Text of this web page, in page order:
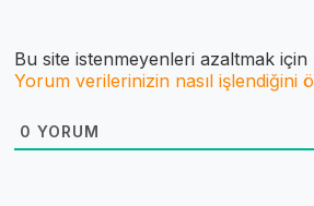
Bu site istenmeyenleri azaltmak için
Yorum verilerinizin nasıl işlendiğini
0 YORUM